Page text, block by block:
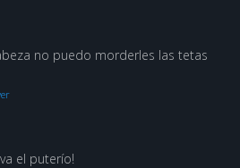
no puedo morderles las tetas
el puterío!